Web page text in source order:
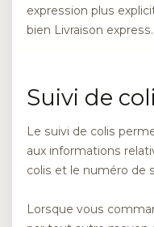
expression plus
bien Livraison express.
Suivi de
Le suivi de colis
aux informations
colis et le numéro de
Lorsque vous